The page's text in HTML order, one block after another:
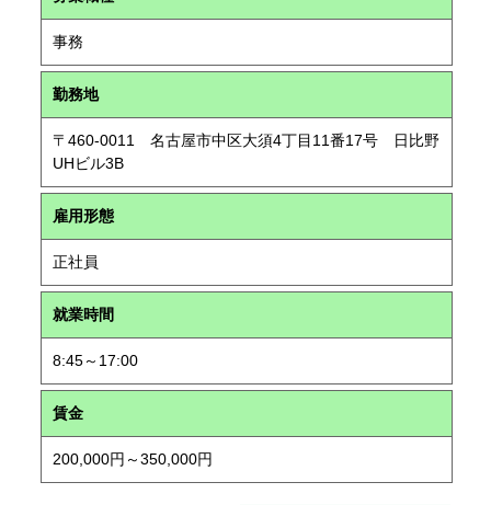
事務
勤務地
〒460-0011 名古屋市中区大須4丁目11番17号 日比野
UHビル3B
雇用形態
正社員
就業時間
8:45～17:00
賃金
200,000円～350,000円